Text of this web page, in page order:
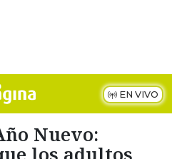
EN VIVO
Nuevo: